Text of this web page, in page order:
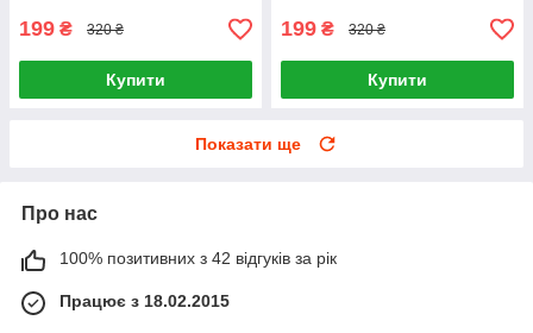
199 ₴ 320 ₴
Купити
199 ₴ 320 ₴
Купити
Показати ще
Про нас
100% позитивних з 42 відгуків за рік
Працює з 18.02.2015